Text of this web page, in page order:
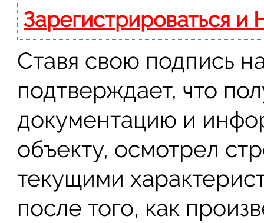
Зарегистрироваться и
Ставя свою подпись
подтверждает, что
документацию и
объекту, осмотрел
текущими
после того, как